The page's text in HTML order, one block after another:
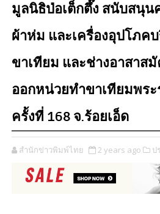
มูลนิธิป่อเต็กตึ๊ง สนับสนุน
ผ้าห่ม และเครื่องอุปโภค
ขาเทียม และช่างอาสาส
ออกหน่วยทำขาเทียมพร
ครั้งที่ 168 จ.ร้อยเอ็ด
สำนักข่าวพิมพ์ไทย 2 years ago ป